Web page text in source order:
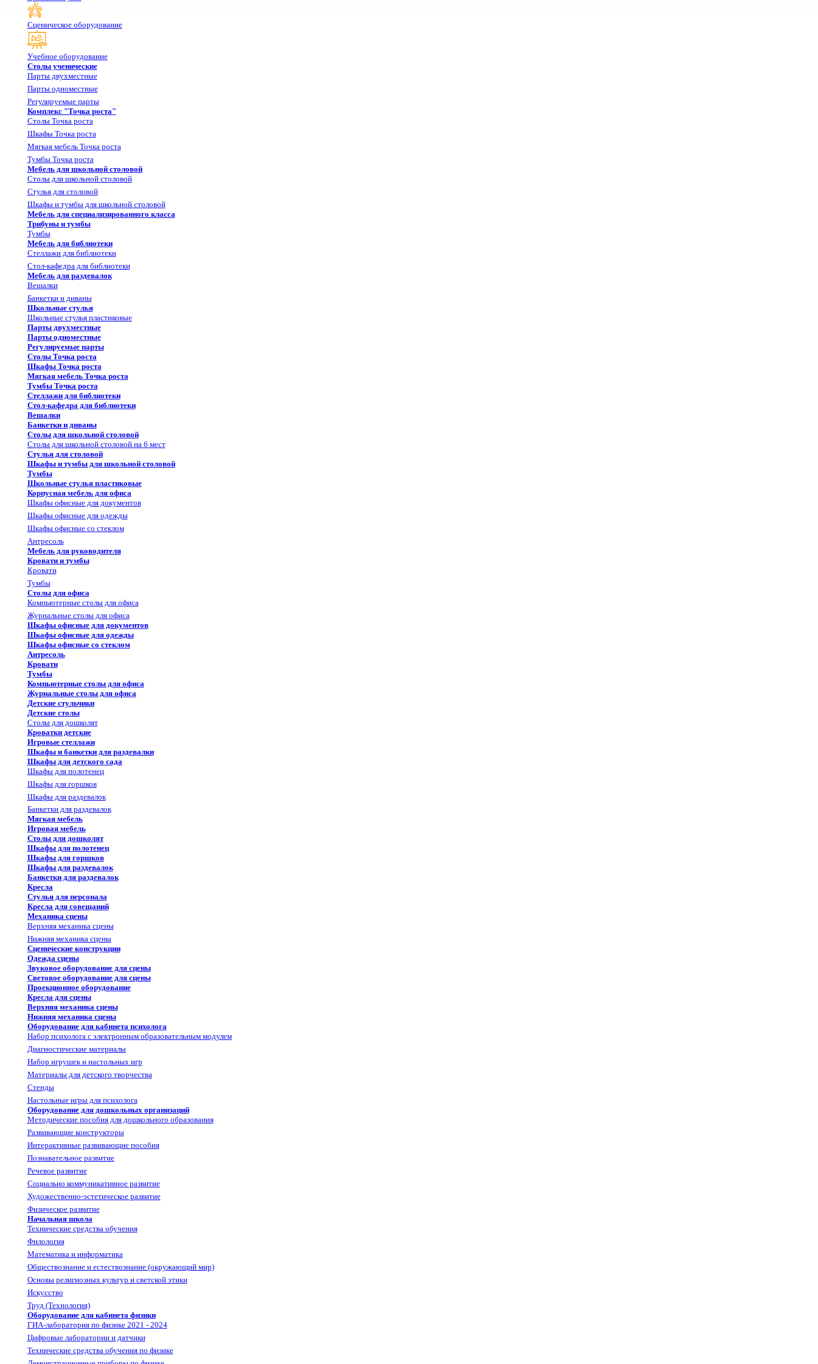
Сценическое оборудование
Учебное оборудование
Столы ученические
Парты двухместные
Парты одноместные
Регулируемые парты
Комплекс "Точка роста"
Столы Точка роста
Шкафы Точка роста
Мягкая мебель Точка роста
Тумбы Точка роста
Мебель для школьной столовой
Столы для школьной столовой
Стулья для столовой
Шкафы и тумбы для школьной столовой
Мебель для специализированного класса
Трибуны и тумбы
Тумбы
Мебель для библиотеки
Стеллажи для библиотеки
Стол-кафедра для библиотеки
Мебель для раздевалок
Вешалки
Банкетки и диваны
Школьные стулья
Школьные стулья пластиковые
Парты двухместные
Парты одноместные
Регулируемые парты
Столы Точка роста
Шкафы Точка роста
Мягкая мебель Точка роста
Тумбы Точка роста
Стеллажи для библиотеки
Стол-кафедра для библиотеки
Вешалки
Банкетки и диваны
Столы для школьной столовой
Столы для школьной столовой на 6 мест
Стулья для столовой
Шкафы и тумбы для школьной столовой
Тумбы
Школьные стулья пластиковые
Корпусная мебель для офиса
Шкафы офисные для документов
Шкафы офисные для одежды
Шкафы офисные со стеклом
Антресоль
Мебель для руководителя
Кровати и тумбы
Кровати
Тумбы
Столы для офиса
Компьютерные столы для офиса
Журнальные столы для офиса
Шкафы офисные для документов
Шкафы офисные для одежды
Шкафы офисные со стеклом
Антресоль
Кровати
Тумбы
Компьютерные столы для офиса
Журнальные столы для офиса
Детские стульчики
Детские столы
Столы для дошколят
Кроватки детские
Игровые стеллажи
Шкафы и банкетки для раздевалки
Шкафы для детского сада
Шкафы для полотенец
Шкафы для горшков
Шкафы для раздевалок
Банкетки для раздевалок
Мягкая мебель
Игровая мебель
Столы для дошколят
Шкафы для полотенец
Шкафы для горшков
Шкафы для раздевалок
Банкетки для раздевалок
Кресла
Стулья для персонала
Кресла для совещаний
Механика сцены
Верхняя механика сцены
Нижняя механика сцены
Сценические конструкции
Одежда сцены
Звуковое оборудование для сцены
Световое оборудование для сцены
Проекционное оборудование
Кресла для сцены
Верхняя механика сцены
Нижняя механика сцены
Оборудование для кабинета психолога
Набор психолога с электронным образовательным модулем
Диагностические материалы
Набор игрушек и настольных игр
Материалы для детского творчества
Стенды
Настольные игры для психолога
Оборудование для дошкольных организаций
Методические пособия для дошкольного образования
Развивающие конструкторы
Интерактивные развивающие пособия
Познавательное развитие
Речевое развитие
Социально коммуникативное развитие
Художественно-эстетическое развитие
Физическое развитие
Начальная школа
Технические средства обучения
Филология
Математика и информатика
Обществознание и естествознание (окружающий мир)
Основы религиозных культур и светской этики
Искусство
Труд (Технология)
Оборудование для кабинета физики
ГИА-лаборатория по физике 2021 - 2024
Цифровые лаборатории и датчики
Технические средства обучения по физике